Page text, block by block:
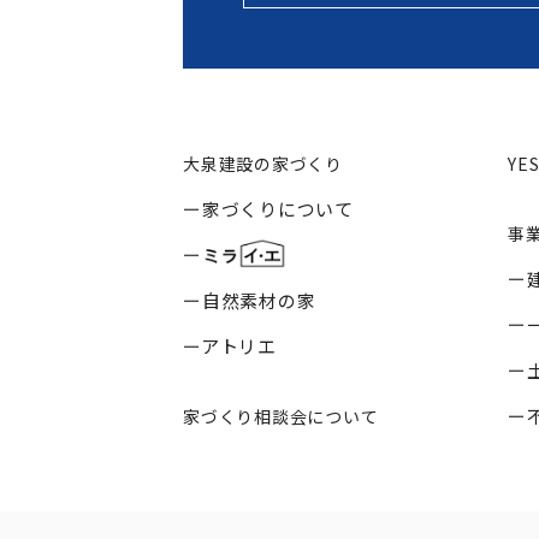
大泉建設の家づくり
家づくりについて
自然素材の家
アトリエ
家づくり相談会について
事